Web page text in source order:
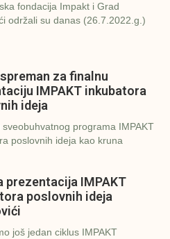
fondacija Impakt i Grad
održali su danas (26.7.2022.g.)
za finalnu
IMPAKT inkubatora
ideja
sveobuhvatnog programa IMPAKT
poslovnih ideja kao kruna
prezentacija IMPAKT
poslovnih ideja
još jedan ciklus IMPAKT